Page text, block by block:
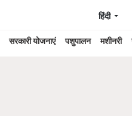
सरकारी योजनाएं पशुपालन मशीनरी
हिंदी